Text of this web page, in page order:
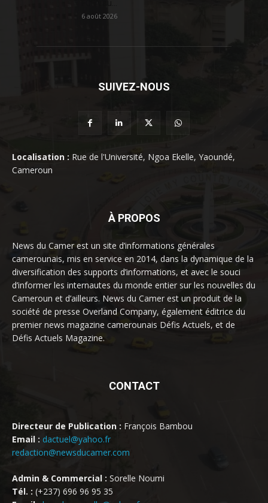
6 août 2026
SUIVEZ-NOUS
Localisation : Rue de l'Université, Ngoa Ekelle, Yaoundé,
Cameroun
À PROPOS
News du Camer est un site d’informations générales
camerounais, mis en service en 2014, dans la dynamique de la
diversification des supports d’informations, et avec le souci
d’informer les internautes du monde entier sur les nouvelles du
Cameroun et d’ailleurs. News du Camer est un produit de la
société de presse Overland Company, également éditrice du
premier news magazine camerounais Défis Actuels, et de
Défis Actuels Magazine.
CONTACT
Directeur de Publication : François Bambou
Email : dactuel@yahoo.fr
redaction@newsducamer.com
Admin & Commercial : Sorelle Noumi
Tél. : (+237) 696 96 95 35